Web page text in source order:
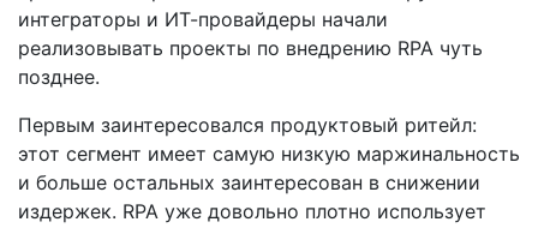
интеграторы и ИТ-­провайдеры начали
реализовывать проекты по внедрению RPA чуть
позднее.
Первым заинтересовался продуктовый ритейл:
этот сегмент имеет самую низкую маржинальность
и больше остальных заинтересован в снижении
издержек. RPA уже довольно плотно использует